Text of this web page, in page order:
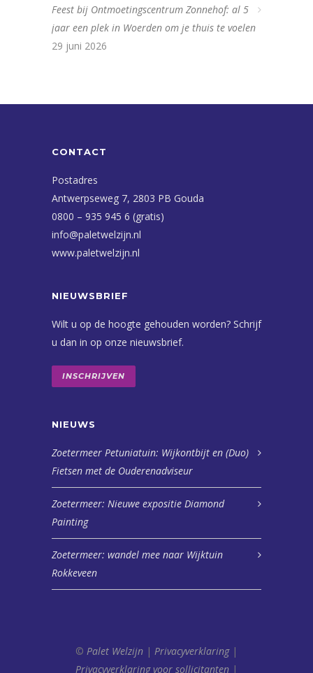
Feest bij Ontmoetingscentrum Zonnehof: al 5
jaar een plek in Woerden om je thuis te voelen
29 juni 2026
CONTACT
Postadres
Antwerpseweg 7, 2803 PB Gouda
0800 – 935 945 6 (gratis)
info@paletwelzijn.nl
www.paletwelzijn.nl
NIEUWSBRIEF
Wilt u op de hoogte gehouden worden? Schrijf
u dan in op onze nieuwsbrief.
INSCHRIJVEN
NIEUWS
Zoetermeer Petuniatuin: Wijkontbijt en (Duo)
Fietsen met de Ouderenadviseur
Zoetermeer: Nieuwe expositie Diamond
Painting
Zoetermeer: wandel mee naar Wijktuin
Rokkeveen
© Palet Welzijn | Privacyverklaring|
Privacyverklaring voor sollicitanten |